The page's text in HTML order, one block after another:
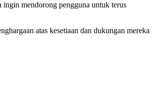
ingin mendorong pengguna untuk terus
atas kesetiaan dan dukungan mereka